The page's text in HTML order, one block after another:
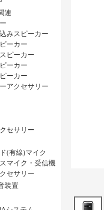
連
みスピーカー
ーカー
ピーカー
ーカー
ーカー
アクセサリー
セサリー
(有線)マイク
マイク・受信機
セサリー
装置